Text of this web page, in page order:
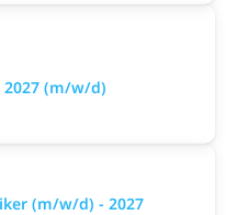
(m/w/d)
(m/w/d) - 2027